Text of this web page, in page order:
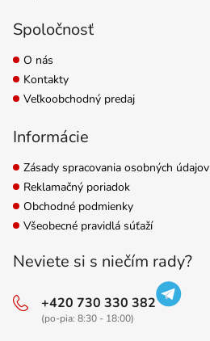
Spoločnosť
O nás
Kontakty
Veľkoobchodný predaj
Informácie
Zásady spracovania osobných údajov
Reklamačný poriadok
Obchodné podmienky
Všeobecné pravidlá súťaží
Neviete si s niečím rady?
+420 730 330 382
(po-pia: 8:30 - 18:00)